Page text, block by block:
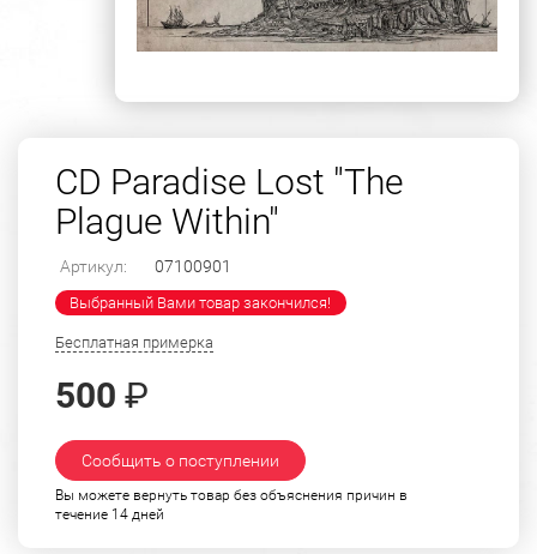
CD Paradise Lost "The
Plague Within"
Артикул: 07100901
Выбранный Вами товар закончился!
Бесплатная примерка
500 ₽
Сообщить о поступлении
Вы можете вернуть товар без объяснения причин в
течение 14 дней